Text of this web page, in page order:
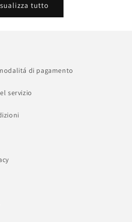
tutto
di pagamento
servizio